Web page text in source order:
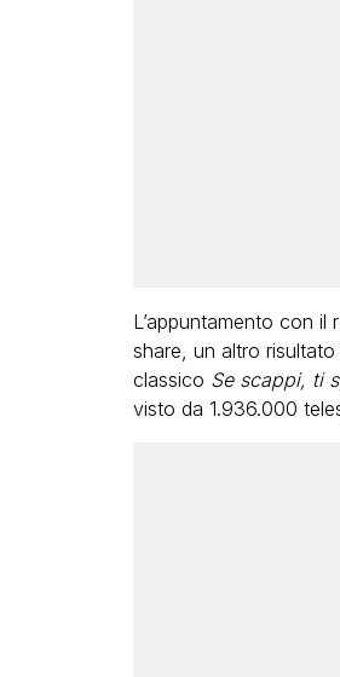
L’appuntamento con
share, un altro
classico Se scappi, ti
visto da 1.936.000